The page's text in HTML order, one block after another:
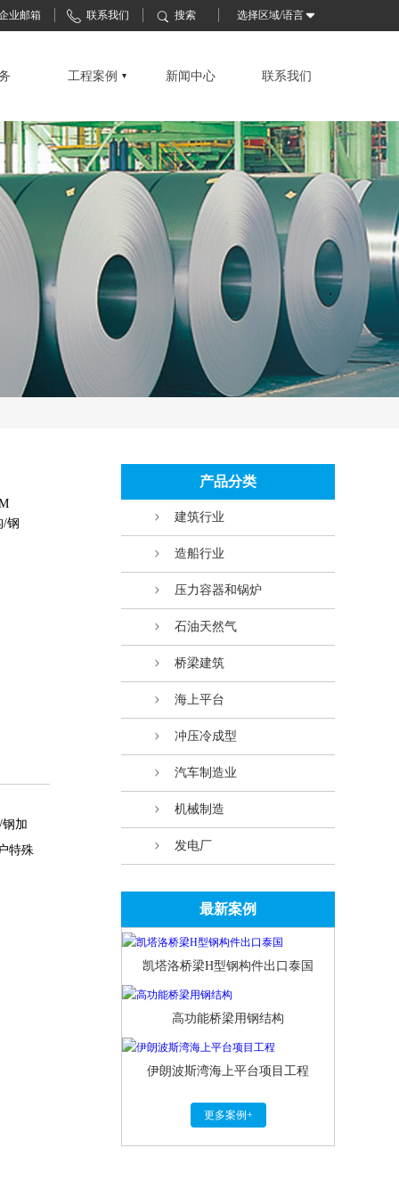
业邮箱 联系我们 搜索 选择区域/语言
工程案例 新闻中心 联系我们
/钢
/钢加
特殊
产品分类
建筑行业
造船行业
压力容器和锅炉
石油天然气
桥梁建筑
海上平台
冲压冷成型
汽车制造业
机械制造
发电厂
最新案例
凯塔洛桥梁H型钢构件出口泰国
高功能桥梁用钢结构
伊朗波斯湾海上平台项目工程
更多案例+